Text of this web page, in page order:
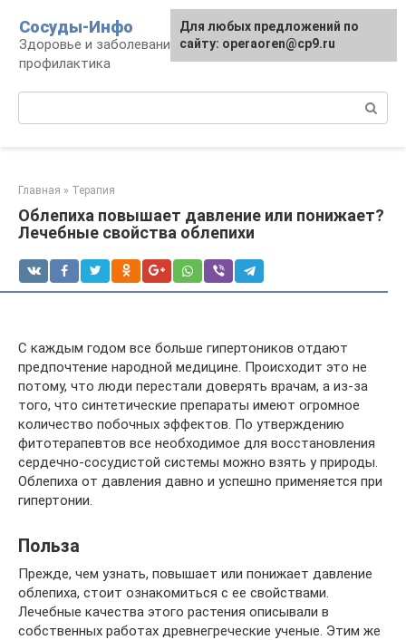
контенту
Сосуды-Инфо
Здоровье и заболевания сосудов и сердца,
профилактика
Главная » Терапия
Облепиха повышает давление или понижает?
Лечебные свойства облепихи
С каждым годом все больше гипертоников отдают
предпочтение народной медицине. Происходит это не
потому, что люди перестали доверять врачам, а из-за
того, что синтетические препараты имеют огромное
количество побочных эффектов. По утверждению
фитотерапевтов все необходимое для восстановления
сердечно-сосудистой системы можно взять у природы.
Облепиха от давления давно и успешно применяется при
гипертонии.
Польза
Прежде, чем узнать, повышает или понижает давление
облепиха, стоит ознакомиться с ее свойствами.
Лечебные качества этого растения описывали в
собственных работах древнегреческие ученые. Этим же
Для любых предложений по
сайту: operaoren@cp9.ru